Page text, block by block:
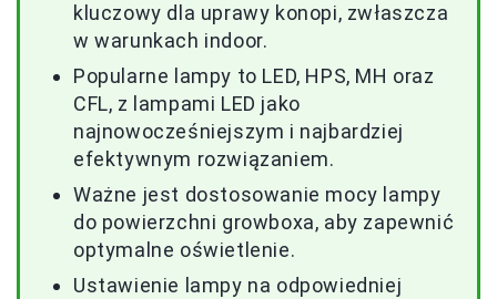
kluczowy dla uprawy konopi, zwłaszcza
w warunkach indoor.
Popularne lampy to LED, HPS, MH oraz
CFL, z lampami LED jako
najnowocześniejszym i najbardziej
efektywnym rozwiązaniem.
Ważne jest dostosowanie mocy lampy
do powierzchni growboxa, aby zapewnić
optymalne oświetlenie.
Ustawienie lampy na odpowiedniej